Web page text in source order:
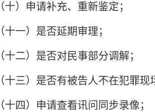
（十）申请补充、重新鉴定；
（十一）是否延期审理；
（十二）是否对民事部分调解；
（十三）是否有被告人不在犯罪
（十四）申请查看讯问同步录像；